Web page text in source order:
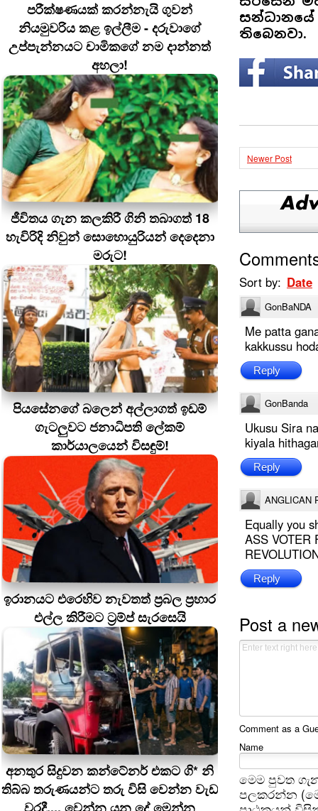
පරීක්ෂණයක් කරන්නැයි ගුවන්
නියමුවරිය කළ ඉල්ලීම - දරුවාගේ
උප්පැන්නයට චාමිකගේ නම දාන්නත්
අහලා!
ජීවිතය ගැන කලකිරී ගිනි තබාගත් 18
හැවිරිදි නිවුන් සොහොයුරියන් දෙදෙනා
මරුට!
පියසේනගේ බලෙන් අල්ලාගත් ඉඩම්
ගැටලුවට ජනාධිපති ලේකම්
කාර්යාලයෙන් විසඳුම්!
ඉරානයට එරෙහිව නැවතත් ප්‍රබල ප්‍රහාර
එල්ල කිරීමට ට්‍රම්ප් සැරසෙයි
අනතුර සිදුවන කන්ටේනර් එකට ගි* නි
තිබ්බ තරුණයන්ට තරු විසි වෙන්න වැඩ
සන්ධානයේ
තිබෙනවා.
Newer Post
Sort by: Date
GonBaNDA
Me patta
kakkussu
Reply
GonBanda
Ukusu Sira
kiyala
Reply
ANGLICAN
Equally you
ASS VOTER
Reply
Post a
Comment as a
Name
මෙම පුවත
පලකරන්න